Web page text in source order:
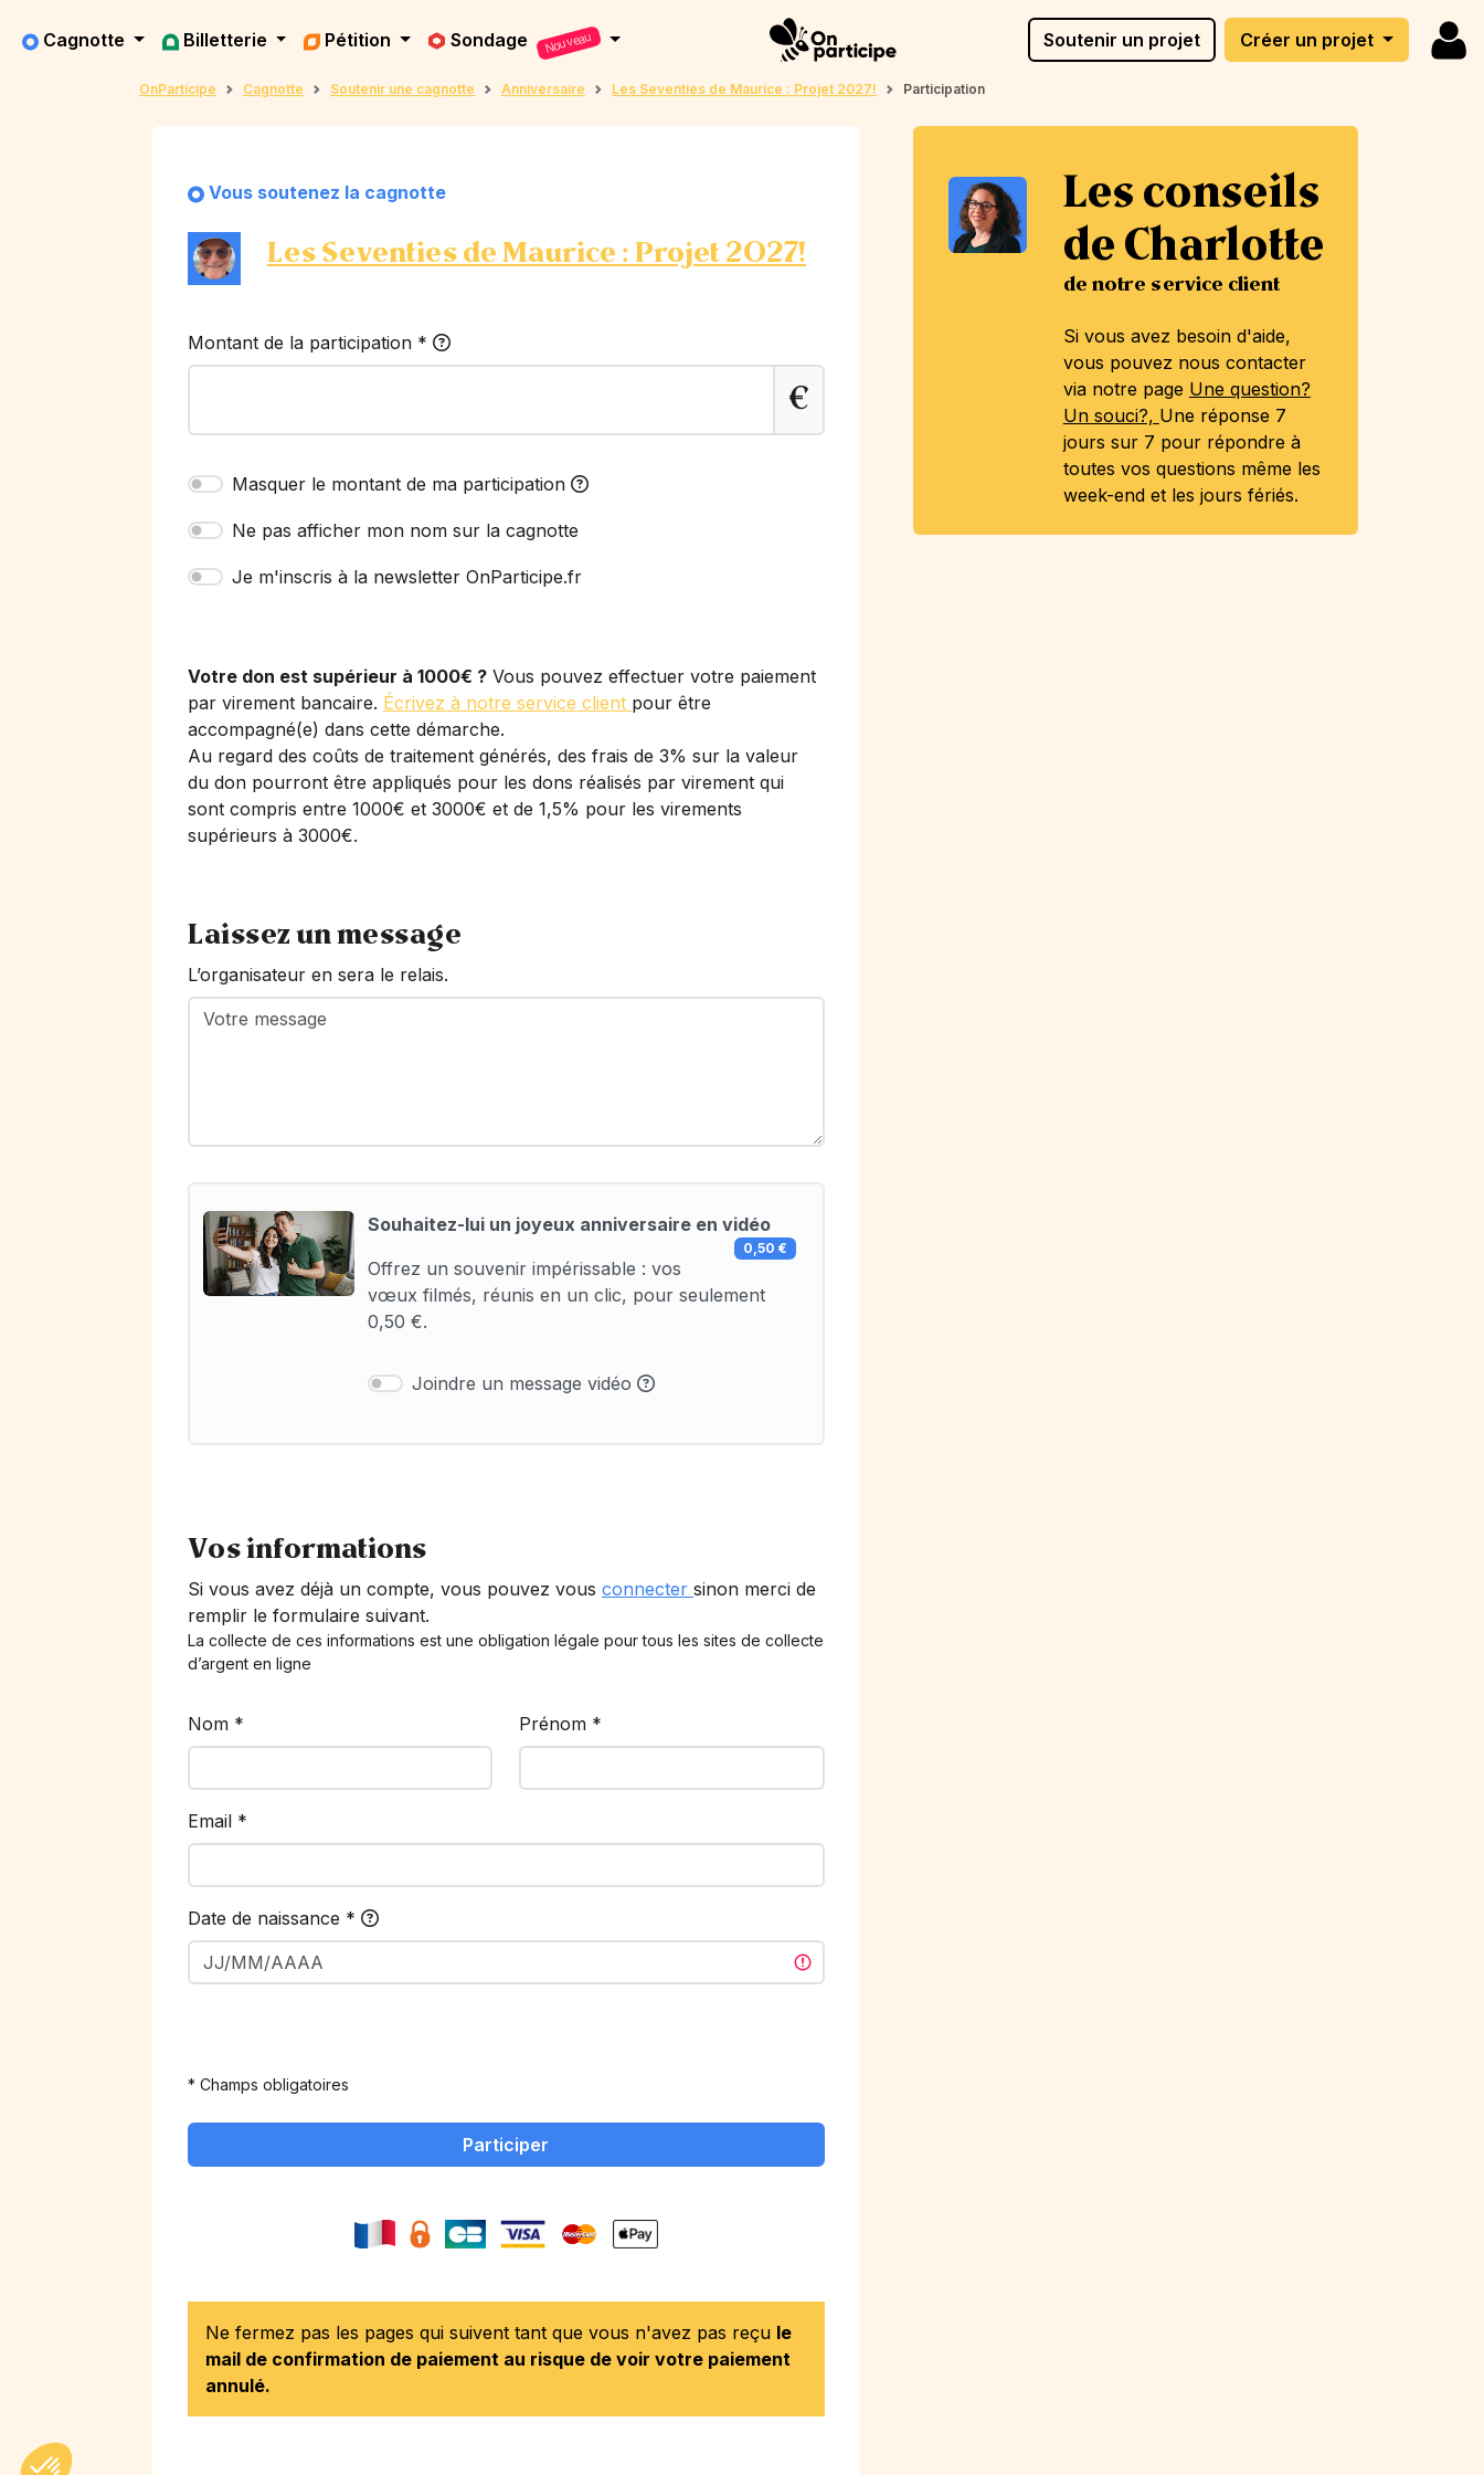
Cagnotte Billetterie Pétition Sondage Nouveau Soutenir un projet Créer un projet
OnParticipe Cagnotte Soutenir une cagnotte Anniversaire Les Seventies de Maurice : Projet 2027! Participation
Les conseils
de Charlotte
de notre service client
Si vous avez besoin d'aide,
vous pouvez nous contacter
via notre page Une question?
Un souci?, Une réponse 7
jours sur 7 pour répondre à
toutes vos questions même les
week-end et les jours fériés.
Vous soutenez la cagnotte
Les Seventies de Maurice : Projet 2027!
Montant de la participation *
€
Masquer le montant de ma participation
Ne pas afficher mon nom sur la cagnotte
Je m'inscris à la newsletter OnParticipe.fr
Votre don est supérieur à 1000€ ? Vous pouvez effectuer votre paiement
par virement bancaire. Écrivez à notre service client pour être
accompagné(e) dans cette démarche.
Au regard des coûts de traitement générés, des frais de 3% sur la valeur
du don pourront être appliqués pour les dons réalisés par virement qui
sont compris entre 1000€ et 3000€ et de 1,5% pour les virements
supérieurs à 3000€.
Laissez un message
L’organisateur en sera le relais.
Souhaitez-lui un joyeux anniversaire en vidéo
0,50 €
Offrez un souvenir impérissable : vos
vœux filmés, réunis en un clic, pour seulement
0,50 €.
Joindre un message vidéo
Vos informations
Si vous avez déjà un compte, vous pouvez vous connecter sinon merci de
remplir le formulaire suivant.
La collecte de ces informations est une obligation légale pour tous les sites de collecte
d’argent en ligne
Nom * Prénom *
Email *
Date de naissance *
* Champs obligatoires
Participer
Ne fermez pas les pages qui suivent tant que vous n'avez pas reçu le
mail de confirmation de paiement au risque de voir votre paiement
annulé.